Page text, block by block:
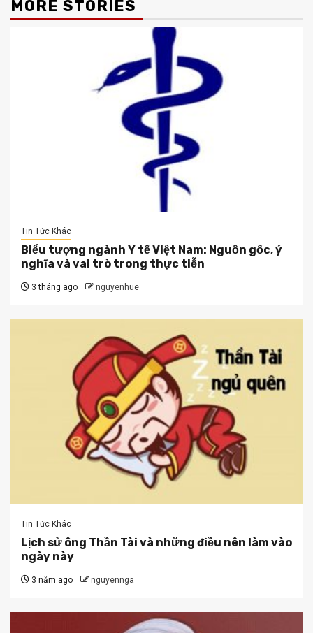
MORE STORIES
Tin Tức Khác
Biểu tượng ngành Y tế Việt Nam: Nguồn gốc, ý
nghĩa và vai trò trong thực tiễn
3 tháng ago nguyenhue
Tin Tức Khác
Lịch sử ông Thần Tài và những điều nên làm vào
ngày này
3 năm ago nguyennga